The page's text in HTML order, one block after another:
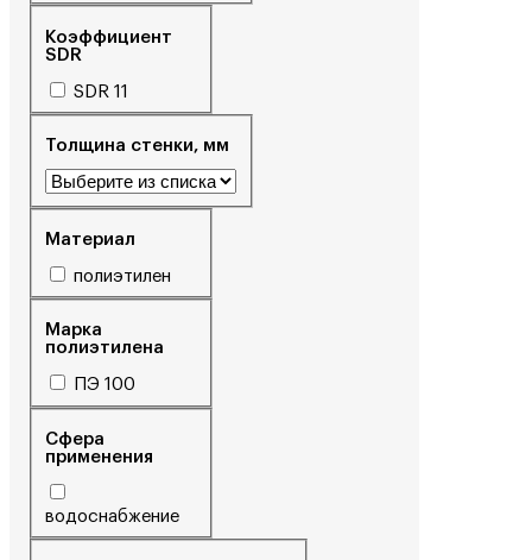
Коэффициент
SDR
SDR 11
Толщина стенки, мм
Материал
полиэтилен
Марка
полиэтилена
ПЭ 100
Сфера
применения
водоснабжение